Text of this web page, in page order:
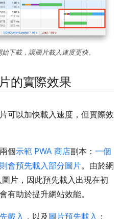
下載，讓圖片載入速度更快。
的實際效果
可以加快載入速度，但實際效
個示範 PWA 商店副本： 一個
會預先載入部分圖片。由於網
片，因此預先載入出現在初
有助於提升網站效能。
載入 ，以及 圖片預先載入 ：